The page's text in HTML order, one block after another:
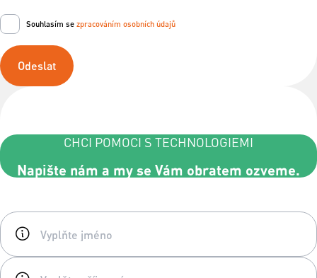
Souhlasím se zpracováním osobních údajů
Odeslat
CHCI POMOCI S TECHNOLOGIEMI
Napište nám a my se Vám obratem ozveme.